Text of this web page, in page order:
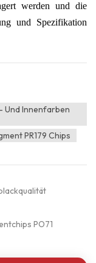
werden und die
und Spezifikation
Und Innenfarben
PR179 Chips
PO71